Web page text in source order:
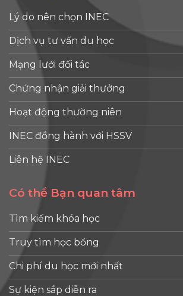
Lý do nên chọn INEC
Dịch vụ tư vấn du học
Mạng lưới đối tác
Chứng nhận giải thưởng
Hoạt động thường niên
INEC đồng hành với HSSV
Liên hệ INEC
Có thể Bạn quan tâm
Tìm kiếm khóa học
Truy tìm học bổng
Chi phí du học mới nhất
Sự kiện sắp diễn ra